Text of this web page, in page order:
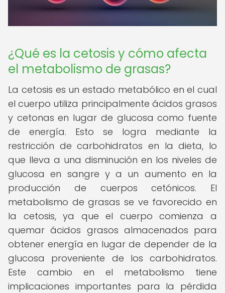
¿Qué es la cetosis y cómo afecta
el metabolismo de grasas?
La cetosis es un estado metabólico en el cual
el cuerpo utiliza principalmente ácidos grasos
y cetonas en lugar de glucosa como fuente
de energía. Esto se logra mediante la
restricción de carbohidratos en la dieta, lo
que lleva a una disminución en los niveles de
glucosa en sangre y a un aumento en la
producción de cuerpos cetónicos. El
metabolismo de grasas se ve favorecido en
la cetosis, ya que el cuerpo comienza a
quemar ácidos grasos almacenados para
obtener energía en lugar de depender de la
glucosa proveniente de los carbohidratos.
Este cambio en el metabolismo tiene
implicaciones importantes para la pérdida